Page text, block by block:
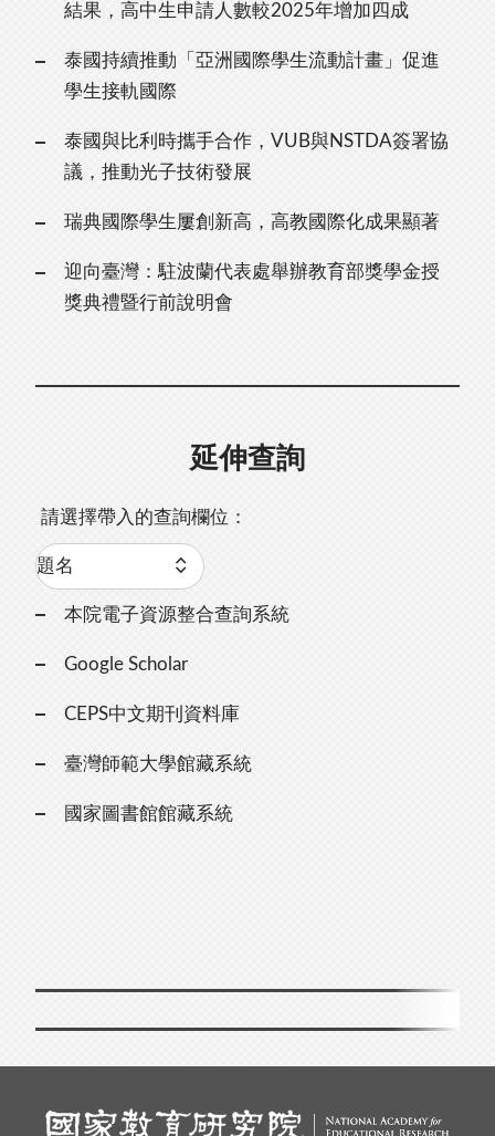
結果，高中生申請人數較2025年增加四成
泰國持續推動「亞洲國際學生流動計畫」促進
學生接軌國際
泰國與比利時攜手合作，VUB與NSTDA簽署協
議，推動光子技術發展
瑞典國際學生屢創新高，高教國際化成果顯著
迎向臺灣：駐波蘭代表處舉辦教育部獎學金授
獎典禮暨行前說明會
延伸查詢
請選擇帶入的查詢欄位：
本院電子資源整合查詢系統
Google Scholar
CEPS中文期刊資料庫
臺灣師範大學館藏系統
國家圖書館館藏系統